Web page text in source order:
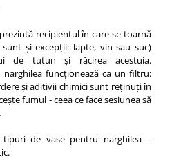
recipientul în care se toarnă
și excepții: lapte, vin sau suc)
de tutun și răcirea acestuia.
funcționează ca un filtru:
și aditivii chimici sunt reținuți în
fumul - ceea ce face sesiunea să
de vase pentru narghilea –